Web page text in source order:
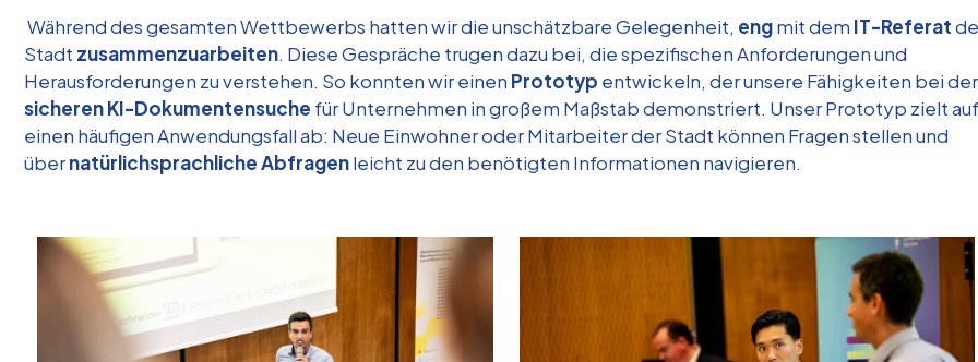
Während des gesamten Wettbewerbs hatten wir die unschätzbare Gelegenheit, engmit dem IT-Referat
Stadt zusammenzuarbeiten. Diese Gespräche trugen dazu bei, die spezifischen Anforderungen und
Herausforderungen zu verstehen. So konnten wir einen Prototyp entwickeln, der unsere Fähigkeiten bei der
sicheren KI-Dokumentensuche für Unternehmen in großem Maßstab demonstriert. Unser Prototyp zielt auf
einen häufigen Anwendungsfall ab: Neue Einwohner oder Mitarbeiter der Stadt können Fragen stellen und
übernatürlichsprachliche Abfragenleicht zu den benötigten Informationen navigieren.